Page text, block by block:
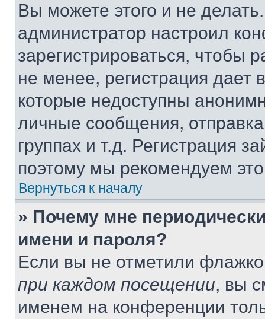
Вы можете этого и не
администратор настроил
зарегистрироваться, чтобы
не менее, регистрация
которые недоступны
личные сообщения,
группах и т.д. Регистрация
поэтому мы рекомендуем
Вернуться к началу
» Почему мне
имени и пароля?
Если вы не отметили
при каждом посещении, вы
именем на конференции